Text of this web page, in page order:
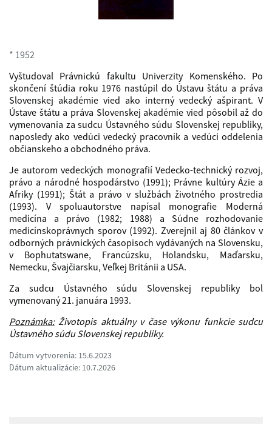
* 1952
Vyštudoval Právnickú fakultu Univerzity Komenského. Po
skončení štúdia roku 1976 nastúpil do Ústavu štátu a práva
Slovenskej akadémie vied ako interný vedecký ašpirant. V
Ústave štátu a práva Slovenskej akadémie vied pôsobil až do
vymenovania za sudcu Ústavného súdu Slovenskej republiky,
naposledy ako vedúci vedecký pracovník a vedúci oddelenia
občianskeho a obchodného práva.
Je autorom vedeckých monografií Vedecko-technický rozvoj,
právo a národné hospodárstvo (1991); Právne kultúry Ázie a
Afriky (1991); Štát a právo v službách životného prostredia
(1993). V spoluautorstve napísal monografie Moderná
medicína a právo (1982; 1988) a Súdne rozhodovanie
medicínskoprávnych sporov (1992). Zverejnil aj 80 článkov v
odborných právnických časopisoch vydávaných na Slovensku,
v Bophutatswane, Francúzsku, Holandsku, Maďarsku,
Nemecku, Švajčiarsku, Veľkej Británii a USA.
Za sudcu Ústavného súdu Slovenskej republiky bol
vymenovaný 21. januára 1993.
Poznámka:Životopis aktuálny v čase výkonu funkcie sudcu
Ústavného súdu Slovenskej republiky.
Dátum vytvorenia: 15.6.2023
Dátum aktualizácie: 10.7.2026